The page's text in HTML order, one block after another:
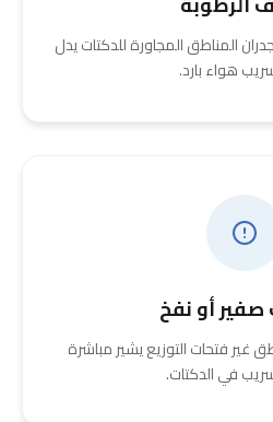
المناطق المجاورة للدكتات يدل
هواء بارد.
أو نفخ
فتحات التوزيع يشير مباشرة
في الدكتات.